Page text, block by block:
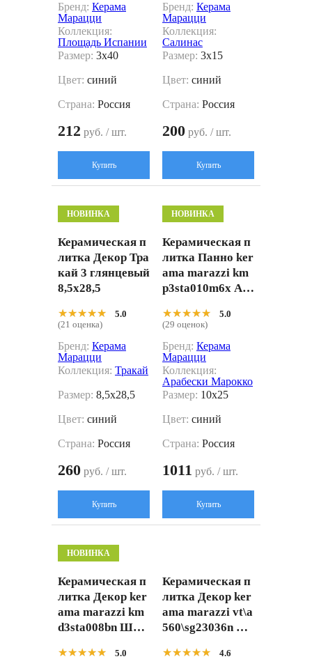
Бренд: Керама
Марацци
Коллекция:
Площадь Испании
Размер: 3x40
Цвет: синий
Страна: Россия
212 руб. / шт.
Купить
Бренд: Керама
Марацци
Коллекция:
Салинас
Размер: 3x15
Цвет: синий
Страна: Россия
200 руб. / шт.
Купить
НОВИНКА
Керамическая п
литка Декор Тра
кай 3 глянцевый
8,5x28,5
★★★★★
★★★★★
5.0
(21 оценка)
Бренд: Керама
Марацци
Коллекция: Тракай
Размер: 8,5x28,5
Цвет: синий
Страна: Россия
260 руб. / шт.
Купить
НОВИНКА
Керамическая п
литка Панно ker
ama marazzi km
p3sta010m6x Ар
1 (из 6 частей 6.5
x6.5) 10x25
★★★★★
★★★★★
5.0
(29 оценок)
Бренд: Керама
Марацци
Коллекция:
Арабески Марокко
Размер: 10x25
Цвет: синий
Страна: Россия
1011 руб. / шт.
Купить
НОВИНКА
Керамическая п
литка Декор ker
ama marazzi km
d3sta008bn Шав
★★★★★
★★★★★
5.0
Керамическая п
литка Декор ker
ama marazzi vt\a
560\sg23036n Гр
★★★★★
★★★★★
4.6